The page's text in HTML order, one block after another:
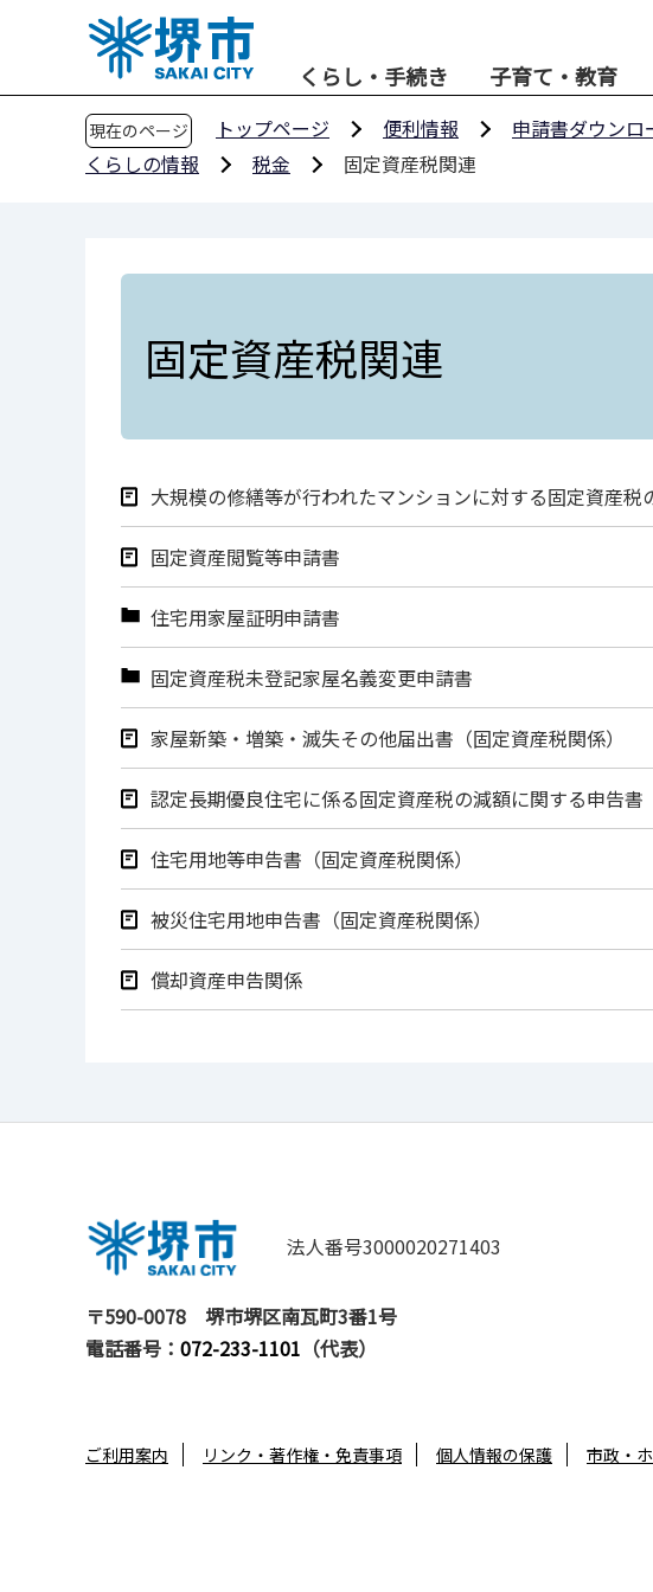
くらし・手続き 子育て・教育
現在のページ トップページ 便利情報 申請書ダウンロ
くらしの情報
税金 固定資産税関連
固定資産税関連
大規模の修繕等が行われたマンションに対する固定資産税
固定資産閲覧等申請書
住宅用家屋証明申請書
固定資産税未登記家屋名義変更申請書
家屋新築・増築・滅失その他届出書（固定資産税関係）
認定長期優良住宅に係る固定資産税の減額に関する申告書
住宅用地等申告書（固定資産税関係）
被災住宅用地申告書（固定資産税関係）
償却資産申告関係
法人番号3000020271403
〒590-0078
堺市堺区南瓦町3番1号
電話番号： 072-233-1101 （代表）
ご利用案内 リンク・著作権・免責事項 個人情報の保護 市政・